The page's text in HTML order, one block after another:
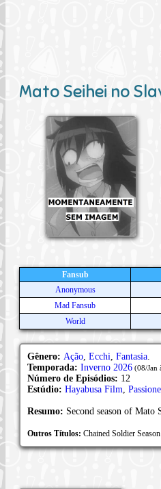
Mato Seihei no
Fansub
Anonymous
Mad Fansub
World
Gênero: Ação Ecchi Fantasia
Temporada: Inverno 2026 (08/Jan
Número de Episódios: 12
Estúdio: Hayabusa Film Passione
Resumo: Second season of Mato
Outros Títulos: Chained Soldier